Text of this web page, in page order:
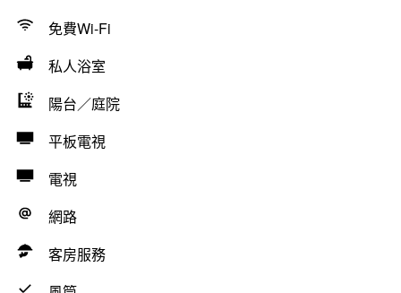
免費Wi-Fi
私人浴室
陽台／庭院
平板電視
電視
網路
客房服務